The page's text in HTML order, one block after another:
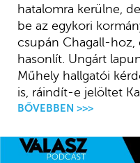
hatalomra kerülne,
be az egykori
csupán Chagall-hoz,
hasonlít. Ungárt
Műhely hallgatói
is, ráindít-e jelöltet
BŐVEBBEN >>>